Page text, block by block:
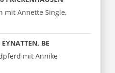
mit Annette Single,
BE
mit Annike